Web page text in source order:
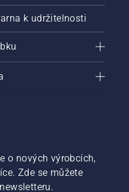
k udržitelnosti
o nových výrobcích,
Zde se můžete